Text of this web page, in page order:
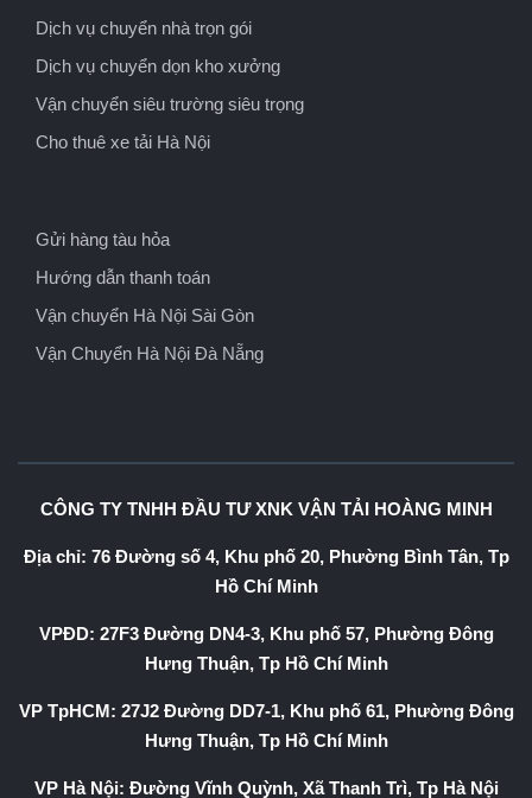
Dịch vụ chuyển nhà trọn gói
Dịch vụ chuyển dọn kho xưởng
Vận chuyển siêu trường siêu trọng
Cho thuê xe tải Hà Nội
Gửi hàng tàu hỏa
Hướng dẫn thanh toán
Vận chuyển Hà Nội Sài Gòn
Vận Chuyển Hà Nội Đà Nẵng
CÔNG TY TNHH ĐẦU TƯ XNK VẬN TẢI HOÀNG MINH
Địa chỉ: 76 Đường số 4, Khu phố 20, Phường Bình Tân, Tp
Hồ Chí Minh
VPĐD: 27F3 Đường DN4-3, Khu phố 57, Phường Đông
Hưng Thuận, Tp Hồ Chí Minh
VP TpHCM: 27J2 Đường DD7-1, Khu phố 61, Phường Đông
Hưng Thuận, Tp Hồ Chí Minh
VP Hà Nội: Đường Vĩnh Quỳnh, Xã Thanh Trì, Tp Hà Nội